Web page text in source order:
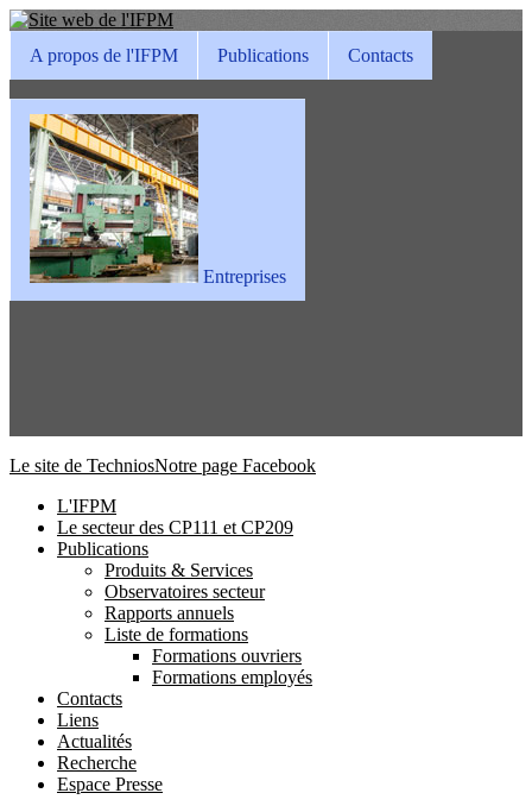
A propos de l'IFPM Publications Contacts
Entreprises
Le site de TechniosNotre page Facebook
L'IFPM
Le secteur des CP111 et CP209
Publications
Produits & Services
Observatoires secteur
Rapports annuels
Liste de formations
Formations ouvriers
Formations employés
Contacts
Liens
Actualités
Recherche
Espace Presse